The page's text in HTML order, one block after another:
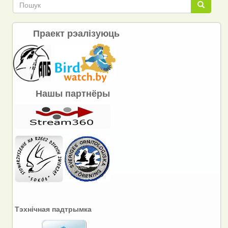
Пошук
Праект рэалізуюць
Нашы партнёры
Тэхнічная падтрымка